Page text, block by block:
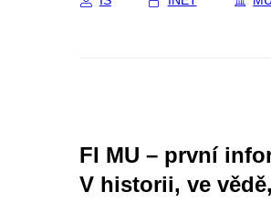
FI MU – první
V historii, ve